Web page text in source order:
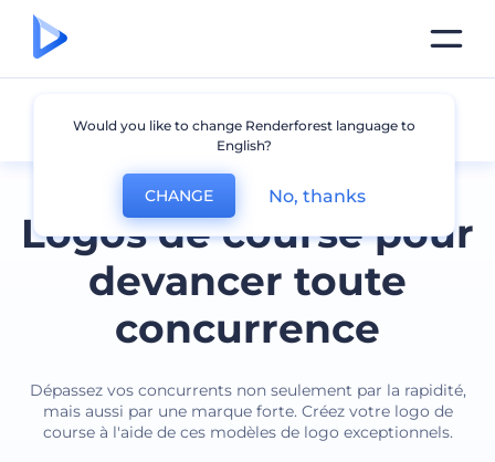
Logos de course pour
devancer toute
concurrence
Dépassez vos concurrents non seulement par la rapidité,
mais aussi par une marque forte. Créez votre logo de
course à l'aide de ces modèles de logo exceptionnels.
Courses
Would you like to change Renderforest language to
English?
CHANGE No, thanks